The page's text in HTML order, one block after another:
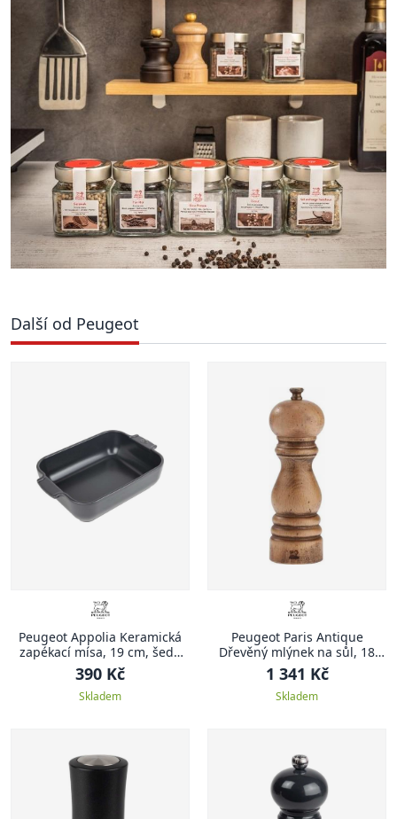
Další od Peugeot
Peugeot Appolia Keramická
zapékací mísa, 19 cm, šedá
břidlicová
390 Kč
Skladem
Peugeot Paris Antique
Dřevěný mlýnek na sůl, 18
cm, přírodní
1 341 Kč
Skladem